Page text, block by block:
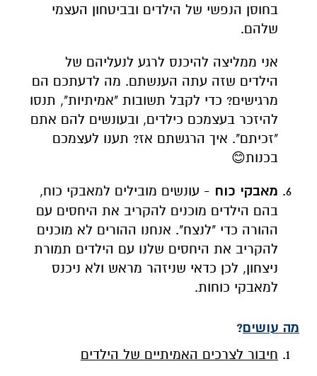
בחוסן הנפשי של הילדים ובביטחון העצמי
שלהם.
אני ממליצה להיכנס לרגע לנעליהם של
הילדים שזה עתה הענשתם. מה לדעתכם הם
מרגישים? כדי לקבל תשובות "אמיתיות", תנסו
להיזכר בעצמכם כילדים, ובעונשים להם אתם
"זכיתם". איך הרגשתם אז? תענו לעצמכם
בכנות😊
מאבקי כוח - עונשים מובילים למאבקי כוח,
בהם הילדים מוכנים להקריב את היחסים עם
ההורה כדי "לנצח". אנחנו ההורים לא מוכנים
להקריב את היחסים שלנו עם הילדים תמורת
ניצחון, לכן כדאי שניזהר מראש ולא ניכנס
למאבקי כוחות.
מה עושים?
חיבור לצרכים האמיתיים של הילדים